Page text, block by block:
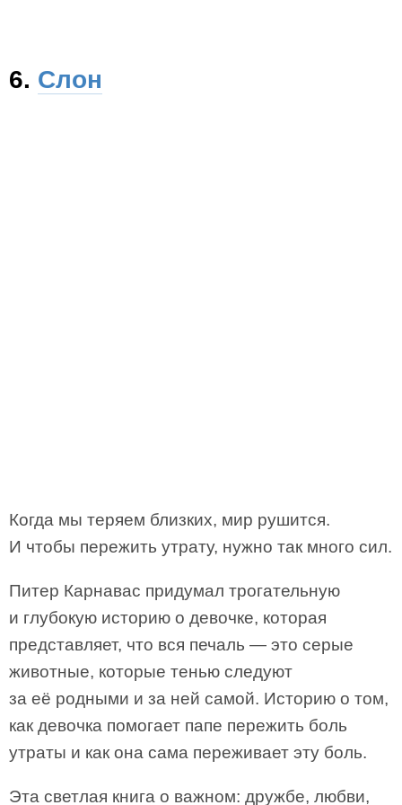
6. Слон
Когда мы теряем близких, мир рушится.
И чтобы пережить утрату, нужно так много сил.
Питер Карнавас придумал трогательную
и глубокую историю о девочке, которая
представляет, что вся печаль — это серые
животные, которые тенью следуют
за её родными и за ней самой. Историю о том,
как девочка помогает папе пережить боль
утраты и как она сама переживает эту боль.
Эта светлая книга о важном: дружбе, любви,